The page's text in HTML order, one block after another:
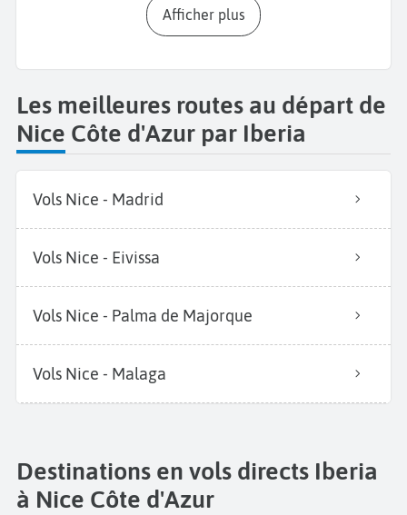
Afficher plus
Les meilleures routes au départ de
Nice Côte d'Azur par Iberia
Vols Nice - Madrid
Vols Nice - Eivissa
Vols Nice - Palma de Majorque
Vols Nice - Malaga
Destinations en vols directs Iberia
à Nice Côte d'Azur